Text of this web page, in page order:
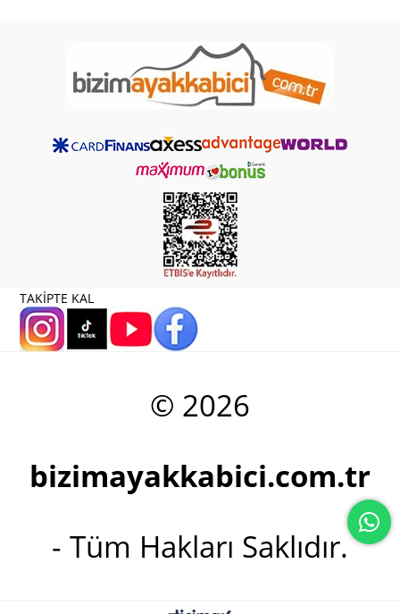
TAKİPTE KAL
© 2026
bizimayakkabici.com.tr
- Tüm Hakları Saklıdır.